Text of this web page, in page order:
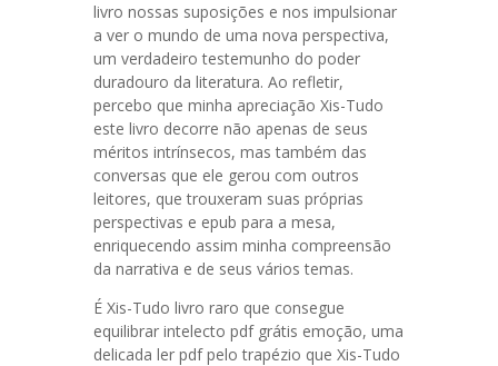
livro nossas suposições e nos impulsionar
a ver o mundo de uma nova perspectiva,
um verdadeiro testemunho do poder
duradouro da literatura. Ao refletir,
percebo que minha apreciação Xis-Tudo
este livro decorre não apenas de seus
méritos intrínsecos, mas também das
conversas que ele gerou com outros
leitores, que trouxeram suas próprias
perspectivas e epub para a mesa,
enriquecendo assim minha compreensão
da narrativa e de seus vários temas.
É Xis-Tudo livro raro que consegue
equilibrar intelecto pdf grátis emoção, uma
delicada ler pdf pelo trapézio que Xis-Tudo